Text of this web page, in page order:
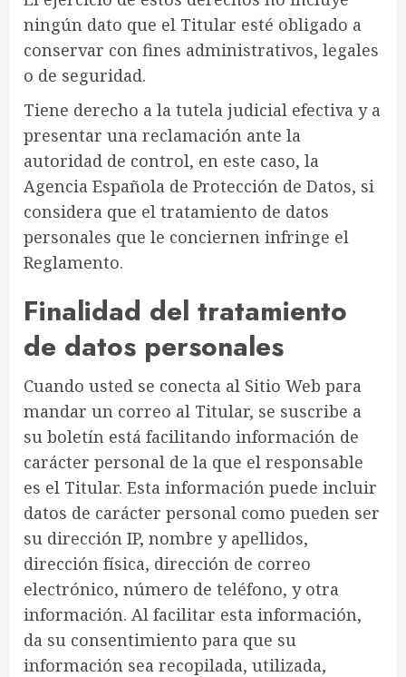
ningún dato que el Titular esté obligado a
conservar con fines administrativos, legales
o de seguridad.
Tiene derecho a la tutela judicial efectiva y a
presentar una reclamación ante la
autoridad de control, en este caso, la
Agencia Española de Protección de Datos, si
considera que el tratamiento de datos
personales que le conciernen infringe el
Reglamento.
Finalidad del tratamiento
de datos personales
Cuando usted se conecta al Sitio Web para
mandar un correo al Titular, se suscribe a
su boletín está facilitando información de
carácter personal de la que el responsable
es el Titular. Esta información puede incluir
datos de carácter personal como pueden ser
su dirección IP, nombre y apellidos,
dirección física, dirección de correo
electrónico, número de teléfono, y otra
información. Al facilitar esta información,
da su consentimiento para que su
información sea recopilada, utilizada,